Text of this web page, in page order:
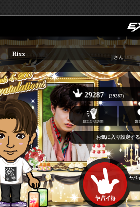
Rixx さん
29287 (29287)
お気に入り設定する